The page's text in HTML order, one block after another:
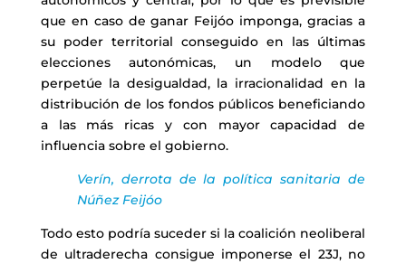
que en caso de ganar Feijóo imponga, gracias a
su poder territorial conseguido en las últimas
elecciones autonómicas, un modelo que
perpetúe la desigualdad, la irracionalidad en la
distribución de los fondos públicos beneficiando
a las más ricas y con mayor capacidad de
influencia sobre el gobierno.
Verín, derrota de la política sanitaria de
Núñez Feijóo
Todo esto podría suceder si la coalición neoliberal
de ultraderecha consigue imponerse el 23J, no